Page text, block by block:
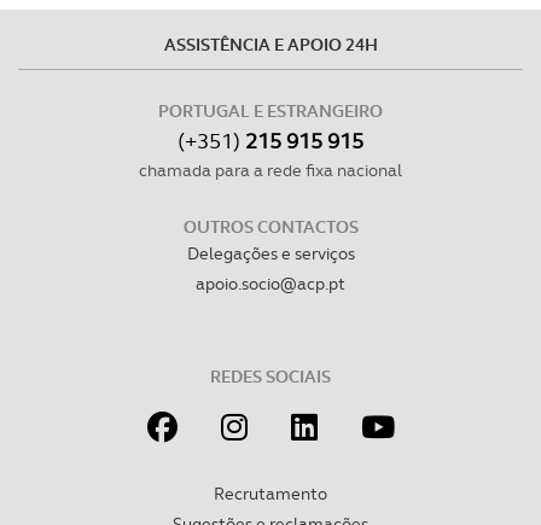
ASSISTÊNCIA E APOIO 24H
PORTUGAL E ESTRANGEIRO
(+351) 215 915 915
chamada para a rede fixa nacional
OUTROS CONTACTOS
Delegações e serviços
apoio.socio@acp.pt
REDES SOCIAIS
Recrutamento